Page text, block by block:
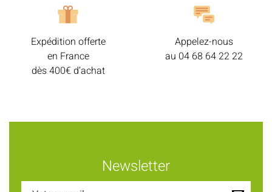
Expédition offerte
en France
dès 400€ d’achat
Appelez-nous
au 04 68 64 22 22
Newsletter